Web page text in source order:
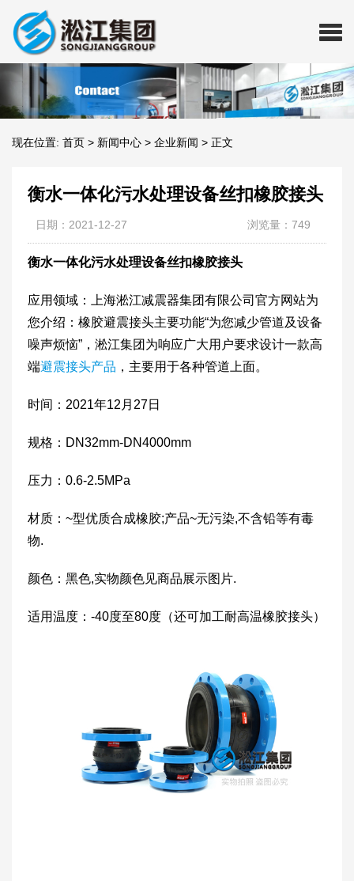
现在位置: 首页 > 新闻中心 > 企业新闻 > 正文
衡水一体化污水处理设备丝扣橡胶接头
日期：2021-12-27 浏览量：749
衡水一体化污水处理设备丝扣橡胶接头
应用领域：上海淞江减震器集团有限公司官方网站为
您介绍：橡胶避震接头主要功能“为您减少管道及设备
噪声烦恼”，淞江集团为响应广大用户要求设计一款高
端避震接头产品 ，主要用于各种管道上面。
时间：2021年12月27日
规格：DN32mm-DN4000mm
压力：0.6-2.5MPa
材质：~型优质合成橡胶;产品~无污染,不含铅等有毒
物.
颜色：黑色,实物颜色见商品展示图片.
适用温度：-40度至80度（还可加工耐高温橡胶接头）